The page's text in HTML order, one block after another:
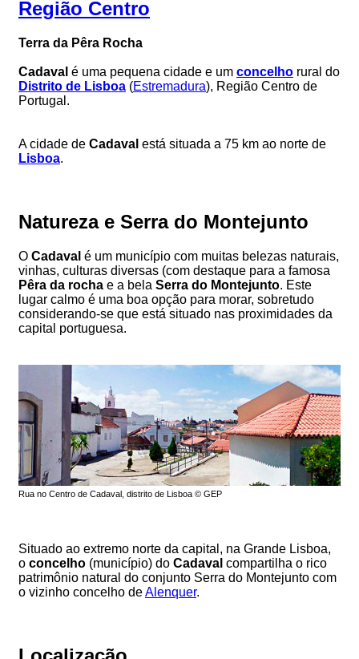
Região Centro
Terra da Pêra Rocha
Cadaval é uma pequena cidade e um concelho rural do
Distrito de Lisboa (Estremadura), Região Centro de
Portugal.
A cidade de Cadaval está situada a 75 km ao norte de
Lisboa.
Natureza e Serra do Montejunto
O Cadaval é um município com muitas belezas naturais,
vinhas, culturas diversas (com destaque para a famosa
Pêra da rocha e a bela Serra do Montejunto. Este
lugar calmo é uma boa opção para morar, sobretudo
considerando-se que está situado nas proximidades da
capital portuguesa.
Rua no Centro de Cadaval, distrito de Lisboa © GEP
Situado ao extremo norte da capital, na Grande Lisboa,
o concelho (município) do Cadaval compartilha o rico
patrimônio natural do conjunto Serra do Montejunto com
o vizinho concelho deAlenquer.